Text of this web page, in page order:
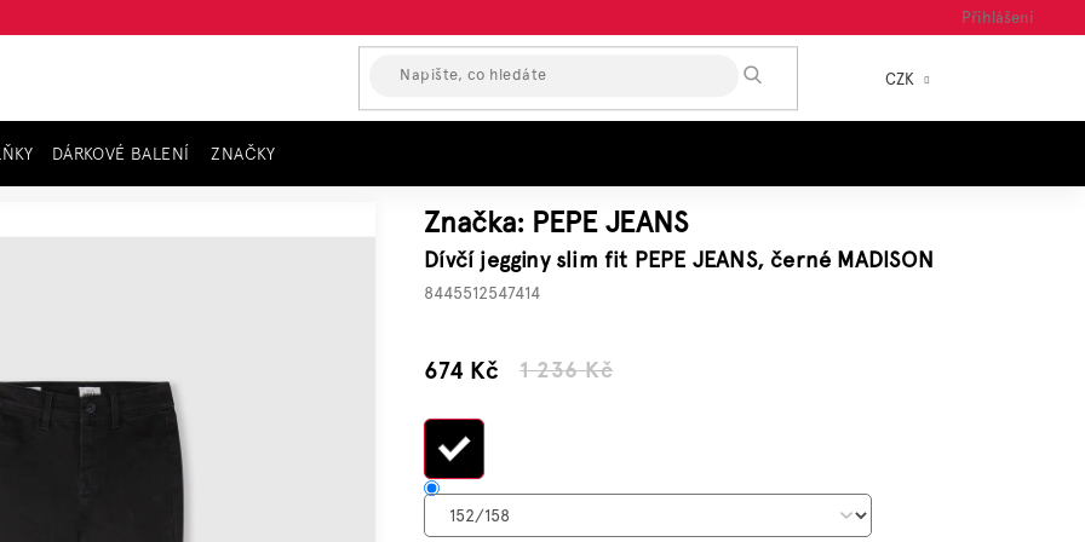
CZK
Přihlášení
DÁRKOVÉ BALENÍ ZNAČKY
Dívčí jegginy slim fit PEPE JEANS, černé MADISON
8445512547414
Značka: PEPE JEANS
1 236 Kč
674 Kč Měrná